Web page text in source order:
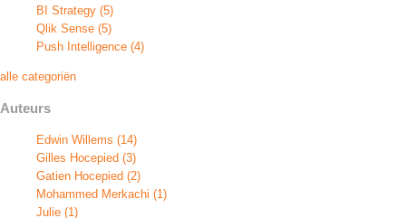
BI Strategy (5)
Qlik Sense (5)
Push Intelligence (4)
alle categoriën
Auteurs
Edwin Willems (14)
Gilles Hocepied (3)
Gatien Hocepied (2)
Mohammed Merkachi (1)
Julie (1)